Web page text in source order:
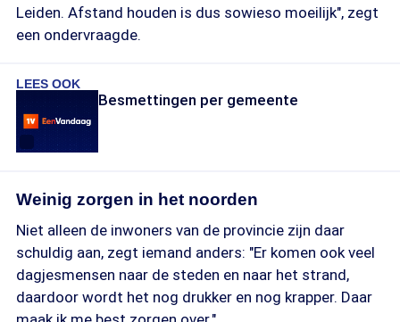
Leiden. Afstand houden is dus sowieso moeilijk", zegt
een ondervraagde.
LEES OOK
Besmettingen per gemeente
Weinig zorgen in het noorden
Niet alleen de inwoners van de provincie zijn daar
schuldig aan, zegt iemand anders: "Er komen ook veel
dagjesmensen naar de steden en naar het strand,
daardoor wordt het nog drukker en nog krapper. Daar